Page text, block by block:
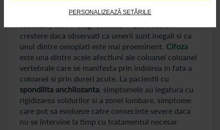
PERSONALIZEAZĂ SETĂRILE
pornesc din zona lombara catre fesieri si picior,
provocate de nervul sciatic. In cazul copiilor,
scoliozapoate fi diagnosticata in perioada de
crestere daca observati ca umerii sunt inegali si ca
unul dintre omoplati este mai proeminent. Cifoza
este una dintre acele afectiuni ale coloanei coloanei
vertebrale care se manifesta prin indoirea in fata a
coloanei si prin dureri acute. La pacientii cu
spondilita anchilozanta, simptomele au legatura cu
rigidizarea soldurilor si a zonei lombare, simptome
care pot sa evolueze catre consecinte severe daca
nu se intervine la timp cu tratamentul necesar.